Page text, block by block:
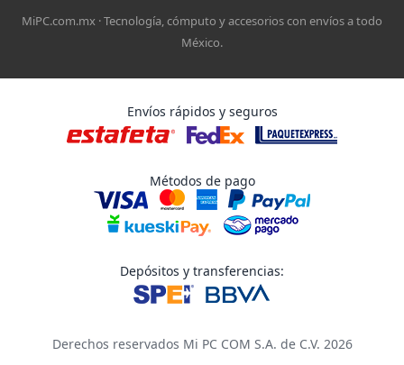
MiPC.com.mx · Tecnología, cómputo y accesorios con envíos a todo
México.
Envíos rápidos y seguros
Métodos de pago
Depósitos y transferencias:
Derechos reservados Mi PC COM S.A. de C.V. 2026